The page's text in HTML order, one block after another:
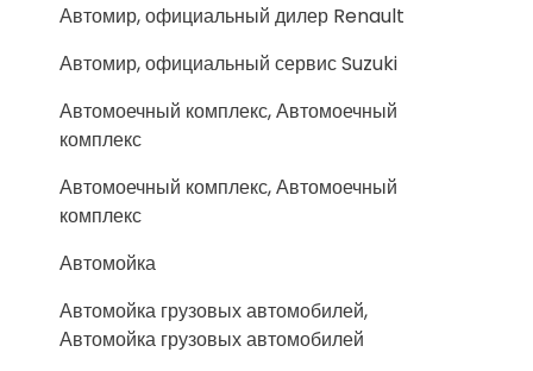
Автомир, официальный дилер Renault
Автомир, официальный сервис Suzuki
Автомоечный комплекс, Автомоечный
комплекс
Автомоечный комплекс, Автомоечный
комплекс
Автомойка
Автомойка грузовых автомобилей,
Автомойка грузовых автомобилей